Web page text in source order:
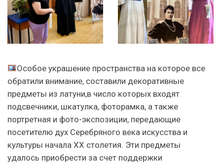
Особое украшение пространства на которое все
обратили внимание, составили декоративные
предметы из латуни,в число которых входят
подсвечники, шкатулка, фоторамка, а также
портретная и фото-экспозиции, передающие
посетителю дух Серебряного века искусства и
культуры начала XX столетия. Эти предметы
удалось приобрести за счет поддержки